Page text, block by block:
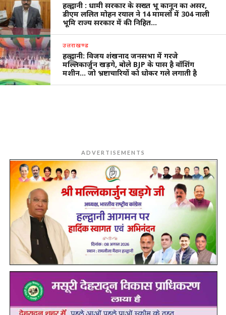
हल्द्वानी : धामी सरकार के सख्त भू कानून का असर,
डीएम ललित मोहन रयाल ने 14 मामलों में 304 नाली
भूमि राज्य सरकार में की निहित…
उत्तराखण्ड
हल्द्वानी: विजय शंखनाद जनसभा में गरजे
मल्लिकार्जुन खड़गे, बोले BJP के पास है वॉशिंग
मशीन… जो भ्रष्टाचारियों को धोकर गले लगाती है
ADVERTISEMENTS